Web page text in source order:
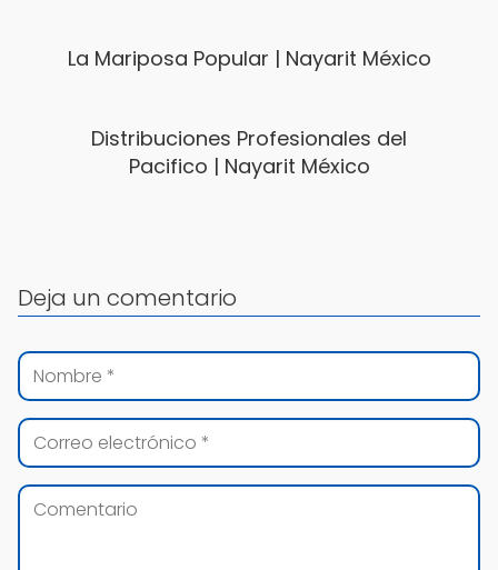
La Mariposa Popular | Nayarit México
Distribuciones Profesionales del
Pacifico | Nayarit México
Deja un comentario